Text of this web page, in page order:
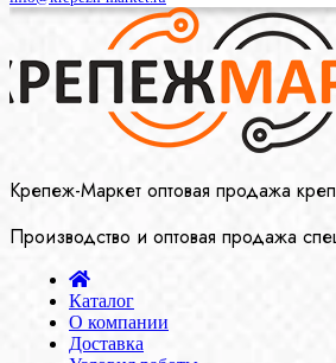
Крепеж-Маркет оптовая продажа
Производство и оптовая продажа
Каталог
О компании
Доставка